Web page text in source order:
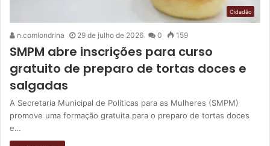
Cidadão
n.comlondrina 29 de julho de 2026 0 159
SMPM abre inscrições para curso
gratuito de preparo de tortas doces e
salgadas
A Secretaria Municipal de Políticas para as Mulheres (SMPM)
promove uma formação gratuita para o preparo de tortas doces
e…